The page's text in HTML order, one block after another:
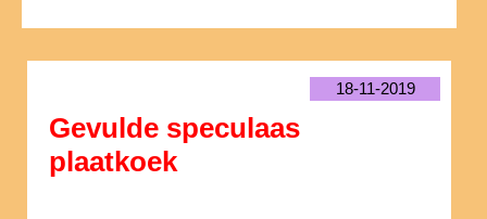
18-11-2019
Gevulde speculaas
plaatkoek